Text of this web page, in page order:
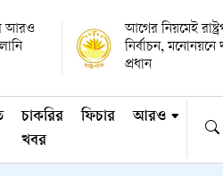
আরও
আগের নিয়মেই
নির্বাচন, মনোনয়নে
প্রধান
চাকরির
খবর
ফিচার আরও